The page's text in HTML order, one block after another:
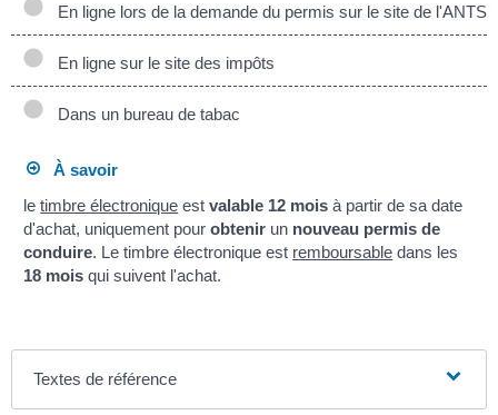
En ligne lors de la demande du permis sur le site de l'ANTS
En ligne sur le site des impôts
Dans un bureau de tabac
À savoir
letimbre électronique estvalable 12 mois à partir de sa date
d'achat, uniquement pourobtenir un nouveau permis de
conduire. Le timbre électronique est remboursable dans les
18 mois qui suivent l'achat.
Textes de référence